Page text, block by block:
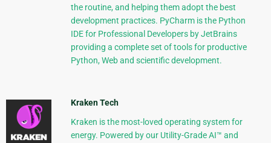
the routine, and helping them adopt the best
development practices. PyCharm is the Python
IDE for Professional Developers by JetBrains
providing a complete set of tools for productive
Python, Web and scientific development.
Kraken Tech
Kraken is the most-loved operating system for
energy. Powered by our Utility-Grade AI™ and